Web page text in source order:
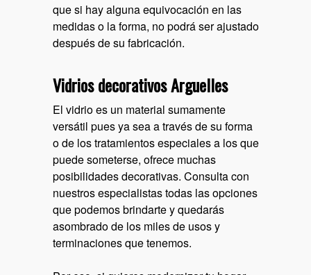
que si hay alguna equivocación en las
medidas o la forma, no podrá ser ajustado
después de su fabricación.
Vidrios decorativos Arguelles
El vidrio es un material sumamente
versátil pues ya sea a través de su forma
o de los tratamientos especiales a los que
puede someterse, ofrece muchas
posibilidades decorativas. Consulta con
nuestros especialistas todas las opciones
que podemos brindarte y quedarás
asombrado de los miles de usos y
terminaciones que tenemos.